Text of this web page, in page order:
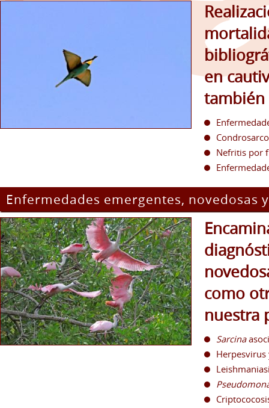
en
también
Nefritis por
Enfermedades emergentes, novedosas
como
nuestra
Sarcina